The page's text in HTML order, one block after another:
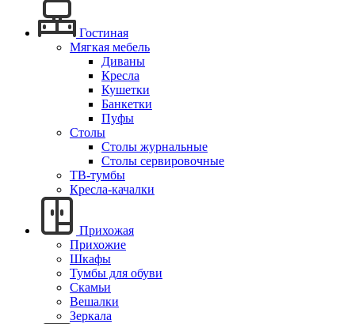
Гостиная
Мягкая мебель
Диваны
Кресла
Кушетки
Банкетки
Пуфы
Столы
Столы журнальные
Столы сервировочные
ТВ-тумбы
Кресла-качалки
Прихожая
Прихожие
Шкафы
Тумбы для обуви
Скамьи
Вешалки
Зеркала